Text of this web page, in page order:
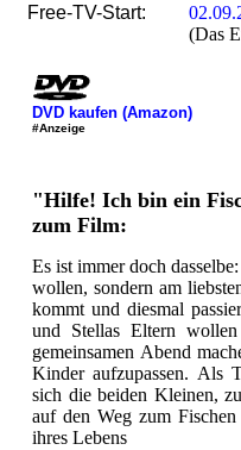
Free-TV-Start:
(Das
DVD kaufen (Amazon)
#Anzeige
"Hilfe! Ich bin ein
zum Film:
Es ist immer doch
wollen, sondern am
kommt und diesmal
und Stellas Eltern
gemeinsamen Abend
Kinder aufzupassen. Als
sich die beiden Kleinen,
auf den Weg zum
ihres Lebens